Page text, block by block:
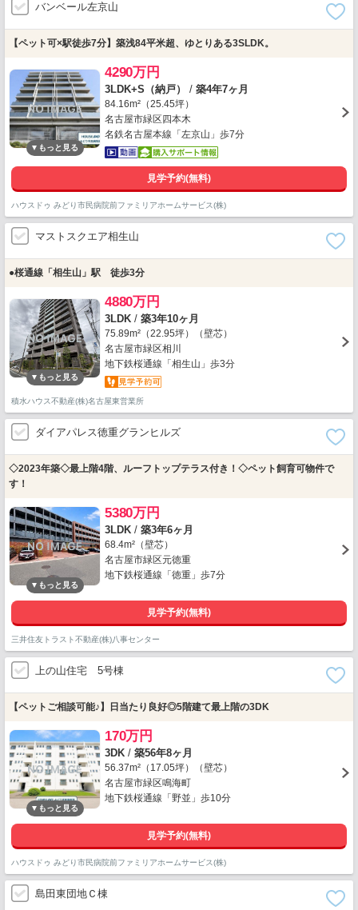
バンベール左京山
【ペット可×駅徒歩7分】築浅84平米超、ゆとりある3SLDK。
4290万円
3LDK+S（納戸） / 築4年7ヶ月
84.16m²（25.45坪）
名古屋市緑区四本木
名鉄名古屋本線「左京山」歩7分
見学予約(無料)
ハウスドゥ みどり市民病院前ファミリアホームサービス(株)
マストスクエア相生山
●桜通線「相生山」駅 徒歩3分
4880万円
3LDK / 築3年10ヶ月
75.89m²（22.95坪）（壁芯）
名古屋市緑区相川
地下鉄桜通線「相生山」歩3分
積水ハウス不動産(株)名古屋東営業所
ダイアパレス徳重グランヒルズ
◇2023年築◇最上階4階、ルーフトップテラス付き！◇ペット飼育可物件で
す！
5380万円
3LDK / 築3年6ヶ月
68.4m²（壁芯）
名古屋市緑区元徳重
地下鉄桜通線「徳重」歩7分
見学予約(無料)
三井住友トラスト不動産(株)八事センター
上の山住宅 5号棟
【ペットご相談可能♪】日当たり良好◎5階建て最上階の3DK
170万円
3DK / 築56年8ヶ月
56.37m²（17.05坪）（壁芯）
名古屋市緑区鳴海町
地下鉄桜通線「野並」歩10分
見学予約(無料)
ハウスドゥ みどり市民病院前ファミリアホームサービス(株)
島田東団地Ｃ棟